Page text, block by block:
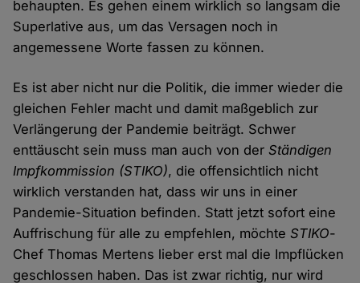
behaupten. Es gehen einem wirklich so langsam die
Superlative aus, um das Versagen noch in
angemessene Worte fassen zu können.
Es ist aber nicht nur die Politik, die immer wieder die
gleichen Fehler macht und damit maßgeblich zur
Verlängerung der Pandemie beiträgt. Schwer
enttäuscht sein muss man auch von derStändigen
Impfkommission (STIKO), die offensichtlich nicht
wirklich verstanden hat, dass wir uns in einer
Pandemie-Situation befinden. Statt jetzt sofort eine
Auffrischung für alle zu empfehlen, möchteSTIKO-
Chef Thomas Mertens lieber erst mal die Impflücken
geschlossen haben. Das ist zwar richtig, nur wird